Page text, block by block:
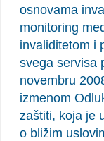
osnovama
monitoring
invaliditetom i
svega servisa
novembru
izmenom
zaštiti, koja je
o bližim